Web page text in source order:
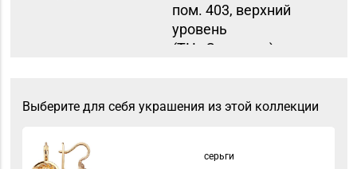
пом. 403, верхний
уровень
(ТЦ «Столица»)
8 (017) 238-21-88, 8
№83 «Кристалл» г.
134, пом. 342
Выберите для себя украшения из этой коллекции
серьги